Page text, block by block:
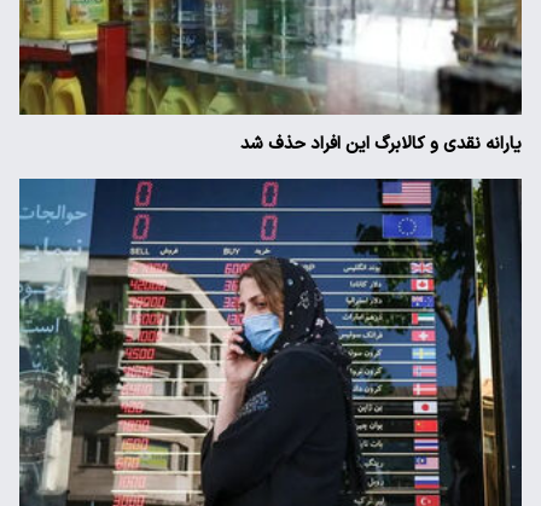
یارانه نقدی و کالابرگ این افراد حذف شد